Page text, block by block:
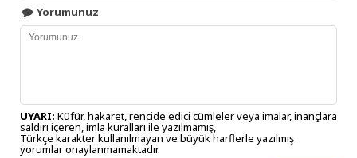
Yorumunuz
UYARI: Küfür, hakaret, rencide edici cümleler veya imalar, inançlara
saldırı içeren, imla kuralları ile yazılmamış,
Türkçe karakter kullanılmayan ve büyük harflerle yazılmış
yorumlar onaylanmamaktadır.